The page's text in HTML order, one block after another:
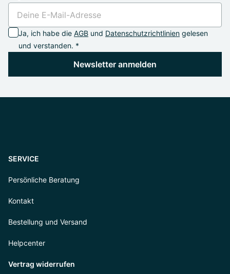
Ja, ich habe die AGB und Datenschutzrichtlinien gelesen
und verstanden. *
Newsletter anmelden
SERVICE
Persönliche Beratung
Kontakt
Bestellung und Versand
Helpcenter
Vertrag widerrufen